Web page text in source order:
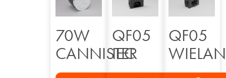
70W
CANNISTER
QF05
IEC
QF05